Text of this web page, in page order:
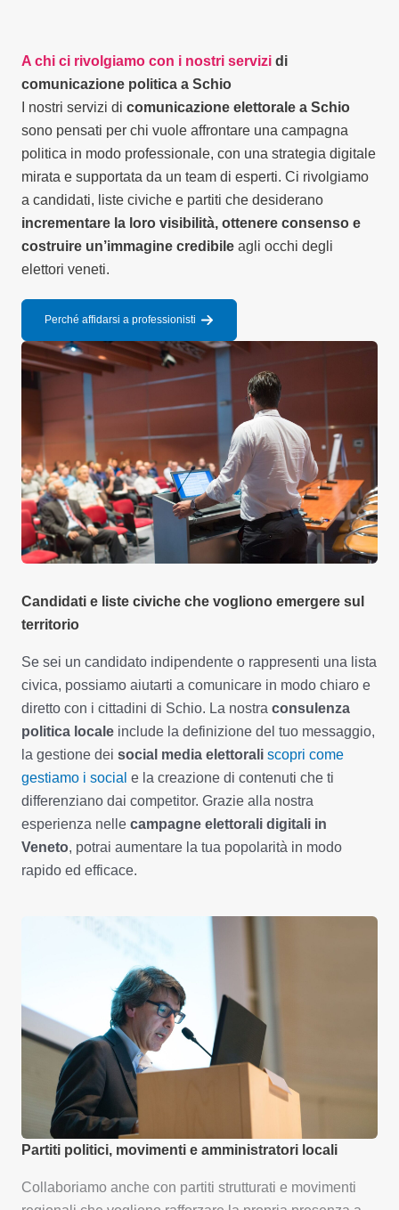
A chi ci rivolgiamo con i nostri servizi di
comunicazione politica a Schio
I nostri servizi di comunicazione elettorale a Schio
sono pensati per chi vuole affrontare una campagna
politica in modo professionale, con una strategia digitale
mirata e supportata da un team di esperti. Ci rivolgiamo
a candidati, liste civiche e partiti che desiderano
incrementare la loro visibilità, ottenere consenso e
costruire un’immagine credibile agli occhi degli
elettori veneti.
Perché affidarsi a professionisti
Candidati e liste civiche che vogliono emergere sul
territorio
Se sei un candidato indipendente o rappresenti una lista
civica, possiamo aiutarti a comunicare in modo chiaro e
diretto con i cittadini di Schio. La nostra consulenza
politica locale include la definizione del tuo messaggio,
la gestione dei social media elettorali scopri come
gestiamo i social e la creazione di contenuti che ti
differenziano dai competitor. Grazie alla nostra
esperienza nelle campagne elettorali digitali in
Veneto, potrai aumentare la tua popolarità in modo
rapido ed efficace.
Partiti politici, movimenti e amministratori locali
Collaboriamo anche con partiti strutturati e movimenti